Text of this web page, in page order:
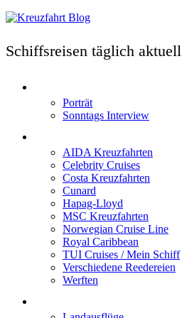
Schiffsreisen täglich
Porträt
Sonntags Interview
AIDA Kreuzfahrten
Celebrity Cruises
Costa Kreuzfahrten
Cunard
Hapag-Lloyd
MSC Kreuzfahrten
Norwegian Cruise Line
Royal Caribbean
TUI Cruises / Mein Schiff
Verschiedene Reedereien
Werften